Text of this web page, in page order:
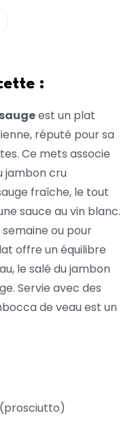
:
est un plat
réputé pour sa
Ce mets associe
jambon cru
fraîche, le tout
sauce au vin blanc.
ou pour
offre un équilibre
le salé du jambon
Servie avec des
de veau est un